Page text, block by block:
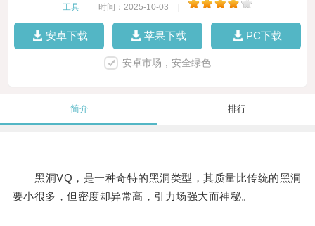
工具 时间：2025-10-03
安卓下载 苹果下载 PC下载
安卓市场，安全绿色
简介 排行
黑洞VQ，是一种奇特的黑洞类型，其质量比传统的黑洞
要小很多，但密度却异常高，引力场强大而神秘。